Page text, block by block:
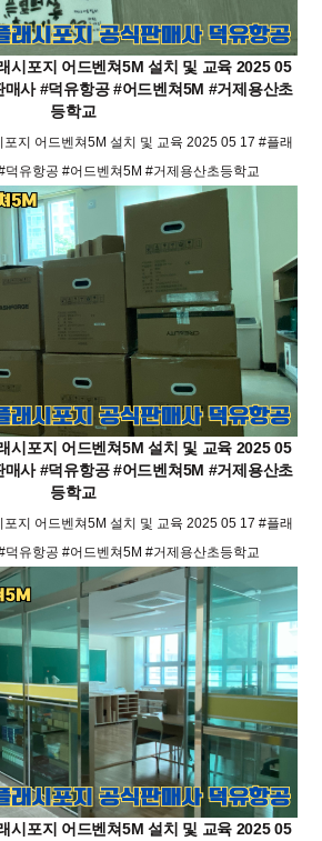
시포지 어드벤쳐5M 설치 및 교육 2025 05
사 #덕유항공 #어드벤쳐5M #거제용산초
등학교
지 어드벤쳐5M 설치 및 교육 2025 05 17 #플래
덕유항공 #어드벤쳐5M #거제용산초등학교
시포지 어드벤쳐5M 설치 및 교육 2025 05
사 #덕유항공 #어드벤쳐5M #거제용산초
등학교
지 어드벤쳐5M 설치 및 교육 2025 05 17 #플래
덕유항공 #어드벤쳐5M #거제용산초등학교
시포지 어드벤쳐5M 설치 및 교육 2025 05